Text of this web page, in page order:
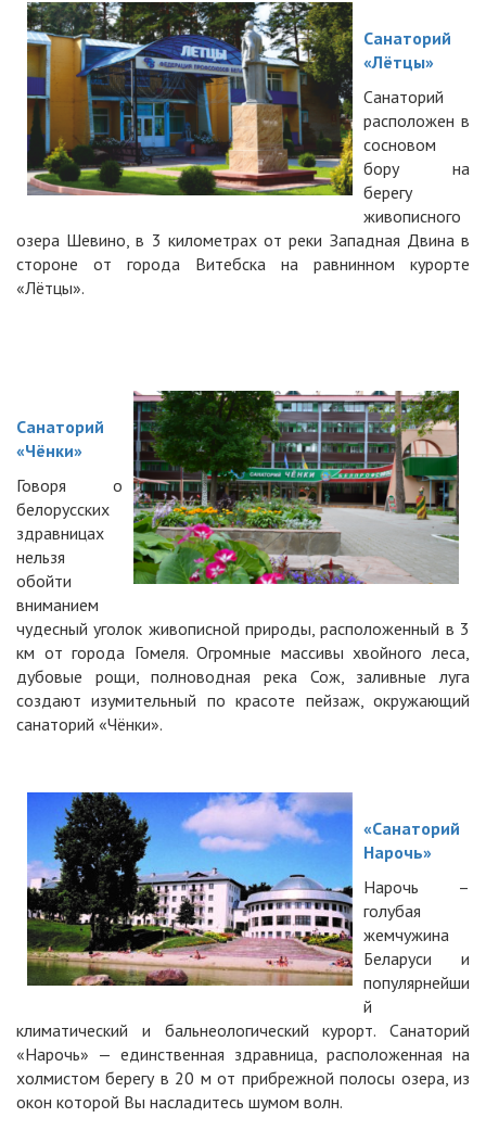
Санаторий
«Лётцы»
Санаторий
расположен в
сосновом
бору на
берегу
живописного
озера Шевино, в 3 километрах от реки Западная Двина в
стороне от города Витебска на равнинном курорте
«Лётцы».
Санаторий
«Чёнки»
Говоря о
белорусских
здравницах
нельзя
обойти
вниманием
чудесный уголок живописной природы, расположенный в 3
км от города Гомеля. Огромные массивы хвойного леса,
дубовые рощи, полноводная река Сож, заливные луга
создают изумительный по красоте пейзаж, окружающий
санаторий «Чёнки».
«Санаторий
Нарочь»
Нарочь –
голубая
жемчужина
Беларуси и
популярнейши
й
климатический и бальнеологический курорт. Санаторий
«Нарочь» — единственная здравница, расположенная на
холмистом берегу в 20 м от прибрежной полосы озера, из
окон которой Вы насладитесь шумом волн.